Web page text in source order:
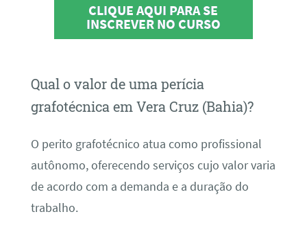
CLIQUE AQUI PARA SE
INSCREVER NO CURSO
Qual o valor de uma perícia
grafotécnica em Vera Cruz (Bahia)?
O perito grafotécnico atua como profissional
autônomo, oferecendo serviços cujo valor varia
de acordo com a demanda e a duração do
trabalho.